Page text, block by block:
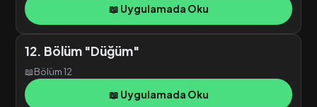
📖 Uygulamada Oku
12. Bölüm "Düğüm"
📖Bölüm 12
📖 Uygulamada Oku